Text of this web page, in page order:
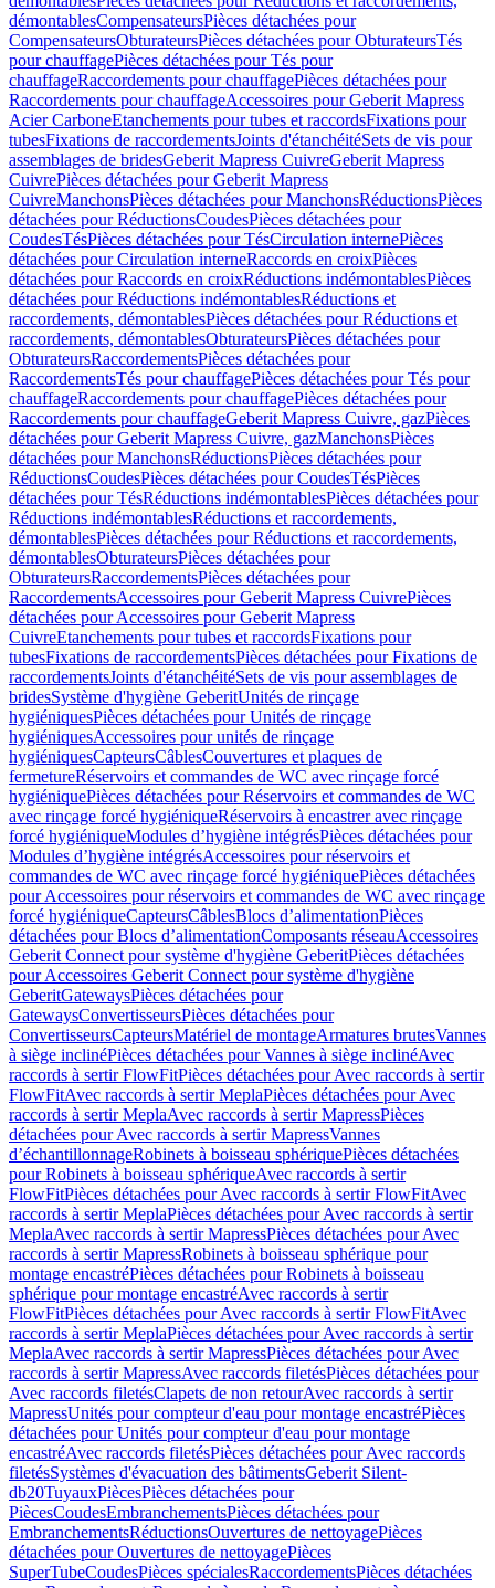
démontablesCompensateursPièces détachées pour
CompensateursObturateursPièces détachées pour ObturateursTés
pour chauffagePièces détachées pour Tés pour
chauffageRaccordements pour chauffagePièces détachées pour
Raccordements pour chauffageAccessoires pour Geberit Mapress
Acier CarboneEtanchements pour tubes et raccordsFixations pour
tubesFixations de raccordementsJoints d'étanchéitéSets de vis pour
assemblages de bridesGeberit Mapress CuivreGeberit Mapress
CuivrePièces détachées pour Geberit Mapress
CuivreManchonsPièces détachées pour ManchonsRéductionsPièces
détachées pour RéductionsCoudesPièces détachées pour
CoudesTésPièces détachées pour TésCirculation internePièces
détachées pour Circulation interneRaccords en croixPièces
détachées pour Raccords en croixRéductions indémontablesPièces
détachées pour Réductions indémontablesRéductions et
raccordements, démontablesPièces détachées pour Réductions et
raccordements, démontablesObturateursPièces détachées pour
ObturateursRaccordementsPièces détachées pour
RaccordementsTés pour chauffagePièces détachées pour Tés pour
chauffageRaccordements pour chauffagePièces détachées pour
Raccordements pour chauffageGeberit Mapress Cuivre, gazPièces
détachées pour Geberit Mapress Cuivre, gazManchonsPièces
détachées pour ManchonsRéductionsPièces détachées pour
RéductionsCoudesPièces détachées pour CoudesTésPièces
détachées pour TésRéductions indémontablesPièces détachées pour
Réductions indémontablesRéductions et raccordements,
démontablesPièces détachées pour Réductions et raccordements,
démontablesObturateursPièces détachées pour
ObturateursRaccordementsPièces détachées pour
RaccordementsAccessoires pour Geberit Mapress CuivrePièces
détachées pour Accessoires pour Geberit Mapress
CuivreEtanchements pour tubes et raccordsFixations pour
tubesFixations de raccordementsPièces détachées pour Fixations de
raccordementsJoints d'étanchéitéSets de vis pour assemblages de
bridesSystème d'hygiène GeberitUnités de rinçage
hygiéniquesPièces détachées pour Unités de rinçage
hygiéniquesAccessoires pour unités de rinçage
hygiéniquesCapteursCâblesCouvertures et plaques de
fermetureRéservoirs et commandes de WC avec rinçage forcé
hygiéniquePièces détachées pour Réservoirs et commandes de WC
avec rinçage forcé hygiéniqueRéservoirs à encastrer avec rinçage
forcé hygiéniqueModules d’hygiène intégrésPièces détachées pour
Modules d’hygiène intégrésAccessoires pour réservoirs et
commandes de WC avec rinçage forcé hygiéniquePièces détachées
pour Accessoires pour réservoirs et commandes de WC avec rinçage
forcé hygiéniqueCapteursCâblesBlocs d’alimentationPièces
détachées pour Blocs d’alimentationComposants réseauAccessoires
Geberit Connect pour système d'hygiène GeberitPièces détachées
pour Accessoires Geberit Connect pour système d'hygiène
GeberitGatewaysPièces détachées pour
GatewaysConvertisseursPièces détachées pour
ConvertisseursCapteursMatériel de montageArmatures brutesVannes
à siège inclinéPièces détachées pour Vannes à siège inclinéAvec
raccords à sertir FlowFitPièces détachées pour Avec raccords à sertir
FlowFitAvec raccords à sertir MeplaPièces détachées pour Avec
raccords à sertir MeplaAvec raccords à sertir MapressPièces
détachées pour Avec raccords à sertir MapressVannes
d’échantillonnageRobinets à boisseau sphériquePièces détachées
pour Robinets à boisseau sphériqueAvec raccords à sertir
FlowFitPièces détachées pour Avec raccords à sertir FlowFitAvec
raccords à sertir MeplaPièces détachées pour Avec raccords à sertir
MeplaAvec raccords à sertir MapressPièces détachées pour Avec
raccords à sertir MapressRobinets à boisseau sphérique pour
montage encastréPièces détachées pour Robinets à boisseau
sphérique pour montage encastréAvec raccords à sertir
FlowFitPièces détachées pour Avec raccords à sertir FlowFitAvec
raccords à sertir MeplaPièces détachées pour Avec raccords à sertir
MeplaAvec raccords à sertir MapressPièces détachées pour Avec
raccords à sertir MapressAvec raccords filetésPièces détachées pour
Avec raccords filetésClapets de non retourAvec raccords à sertir
MapressUnités pour compteur d'eau pour montage encastréPièces
détachées pour Unités pour compteur d'eau pour montage
encastréAvec raccords filetésPièces détachées pour Avec raccords
filetésSystèmes d'évacuation des bâtimentsGeberit Silent-
db20TuyauxPiècesPièces détachées pour
PiècesCoudesEmbranchementsPièces détachées pour
EmbranchementsRéductionsOuvertures de nettoyagePièces
détachées pour Ouvertures de nettoyagePièces
SuperTubeCoudesPièces spécialesRaccordementsPièces détachées